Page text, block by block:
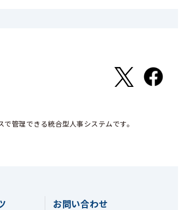
管理できる統合型人事システムです。
お問い合わせ